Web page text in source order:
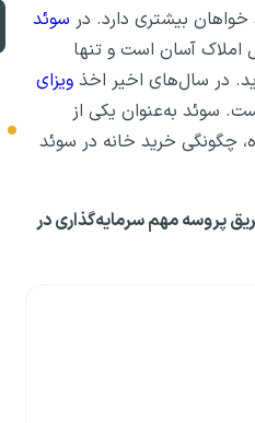
خواهان بیشتری دارد. در سوئد
املاک آسان است و تنها
در سال‌های اخیر اخذ ویزای
سوئد به‌عنوان یکی از
چگونگی خرید خانه در سوئد
پروسه مهم سرمایه‌گذاری در